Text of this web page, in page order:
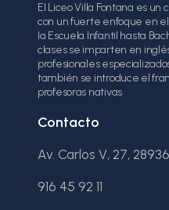
El Liceo Villa Fontana es un
con un fuerte enfoque en
la Escuela Infantil hasta
clases se imparten en
profesionales
también se introduce el
profesoras nativas
Contacto
Av. Carlos V, 27,
916 45 92 11